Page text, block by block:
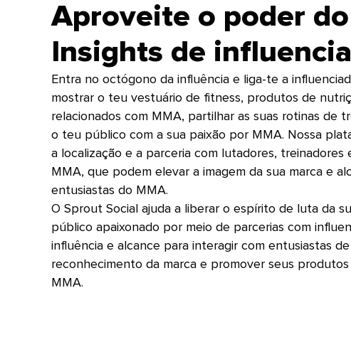
Aproveite o poder
Insights de
Entra no octógono da influência e liga-te a
mostrar o teu vestuário de fitness, produtos de
relacionados com MMA, partilhar as suas rotinas de
o teu público com a sua paixão por MMA. Nossa
a localização e a parceria com lutadores,
MMA, que podem elevar a imagem da sua marca e
entusiastas do MMA.​​
O Sprout Social ajuda a liberar o espírito de luta da
público apaixonado por meio de parcerias com
influência e alcance para interagir com entusiastas
reconhecimento da marca e promover seus
MMA.​​